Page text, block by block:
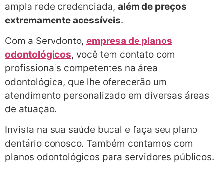
ampla rede credenciada, além de preços
extremamente acessíveis.
Com a Servdonto, empresa de planos
odontológicos, você tem contato com
profissionais competentes na área
odontológica, que lhe oferecerão um
atendimento personalizado em diversas áreas
de atuação.
Invista na sua saúde bucal e faça seu plano
dentário conosco. Também contamos com
planos odontológicos para servidores públicos.